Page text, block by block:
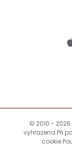
© 2010 - 2026
vyhrazena.Při
cookie.